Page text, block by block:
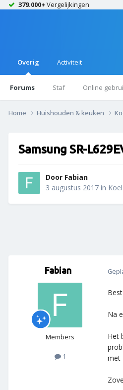
379.000+ Vergelijkingen
Overig
Forums Staf Online
Activiteit
Home Huishouden & keuken
Samsung SR-
Door Fabian
3 augustus 2017 in
Fabian
Members
1
Na
Het
met